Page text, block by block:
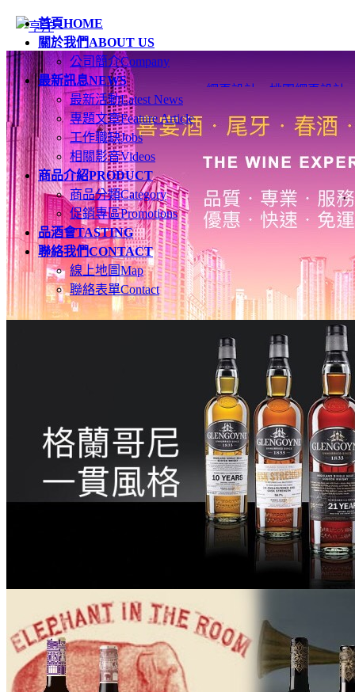
首頁HOME
關於我們ABOUT US
公司簡介Company
最新訊息NEWS
最新活動Latest News
專題文章Feature Article
工作職缺Jobs
相關影音Videos
商品介紹PRODUCT
商品分類Category
促銷專區Promotions
品酒會TASTING
聯絡我們CONTACT
線上地圖Map
聯絡表單Contact
網頁設計 桃園網頁設計